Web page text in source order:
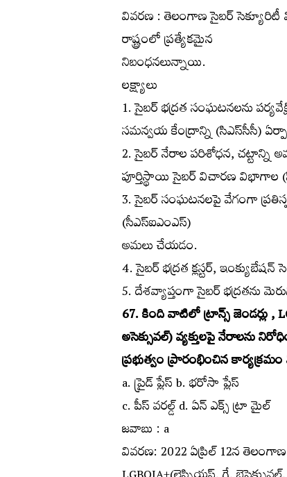
వివరణ : తెలంగాణ సైబర్‌
రాష్ట్రంలో ప్రత్యేకమైన
నిబంధనలున్నాయి.
లక్ష్యాలు
1. సైబర్‌ భద్రత సంఘటనలను
సమన్వయ కేంద్రాన్ని (సిఎస్‌సీసీ)
2. సైబర్‌ నేరాల పరిశోధన, చట్టాన్ని
పూర్తిస్థాయి సైబర్‌ విచారణ విభాగాల
3. సైబర్‌ సంఘటనలపై వేగంగా
(సీఎస్‌ఐఎంఎస్‌)
అమలు చేయడం.
4. సైబర్‌ భద్రత క్లస్టర్‌,
5. దేశవ్యాప్తంగా సైబర్‌ భద్రతను
67. కింది వాటిలో ట్రాన్స్‌ జెండర్లు ,
అసెక్సువల్‌) వ్యక్తులపై నేరాలను
ప్రభుత్వం ప్రారంభించిన
a. ప్రైడ్‌ ప్లేస్‌ b. భరోసా ప్లేస్‌
c. పీస్‌ వరల్డ్‌ d. ఏన్‌ ఎక్స్‌ ట్రా మైల్‌
జవాబు : a
వివరణ: 2022 ఏప్రిల్‌ 12న తెలంగాణ